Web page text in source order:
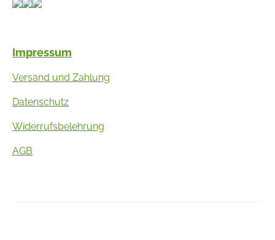
Impressum
Versand und Zahlung
Datenschutz
Widerrufsbelehrung
AGB